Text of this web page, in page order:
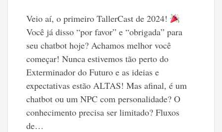
Veio aí, o primeiro TallerCast de 2024!
Você já disso “por favor” e “obrigada” para
seu chatbot hoje? Achamos melhor você
começar! Nunca estivemos tão perto do
Exterminador do Futuro e as ideias e
expectativas estão ALTAS! Mas afinal, é um
chatbot ou um NPC com personalidade? O
conhecimento precisa ser limitado? Fluxos
de…